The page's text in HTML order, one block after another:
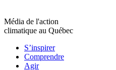
Média de l'action
climatique au Québec
S’inspirer
Comprendre
Agir